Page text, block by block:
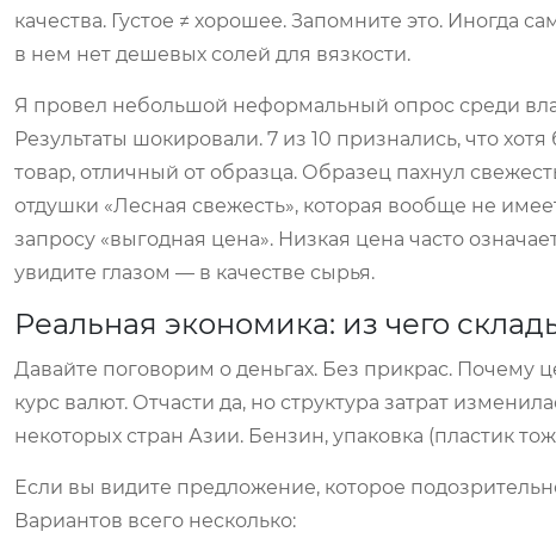
качества. Густое ≠ хорошее. Запомните это. Иногда
в нем нет дешевых солей для вязкости.
Я провел небольшой неформальный опрос среди
Результаты шокировали. 7 из 10 признались, что
товар, отличный от образца. Образец пахнул
отдушки «Лесная свежесть», которая вообще не
запросу «выгодная цена». Низкая цена часто
увидите глазом — в качестве сырья.
Реальная экономика: из чего
Давайте поговорим о деньгах. Без прикрас. Почему
курс валют. Отчасти да, но структура затрат
некоторых стран Азии. Бензин, упаковка (пластик
Если вы видите предложение, которое
Вариантов всего несколько: